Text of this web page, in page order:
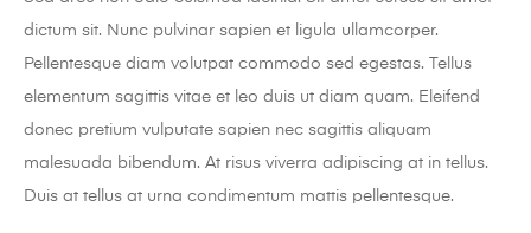
dictum sit. Nunc pulvinar sapien et ligula ullamcorper.
Pellentesque diam volutpat commodo sed egestas. Tellus
elementum sagittis vitae et leo duis ut diam quam. Eleifend
donec pretium vulputate sapien nec sagittis aliquam
malesuada bibendum. At risus viverra adipiscing at in tellus.
Duis at tellus at urna condimentum mattis pellentesque.